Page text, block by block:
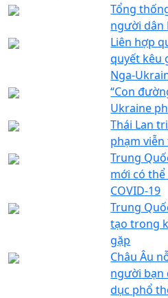
Tổng
người dân
Liên hợp
quyết kêu
Nga-
“Con
Ukraine
Thái Lan
phạm
Trung
mới có
COVID-19
Trung
tạo trong
gặp
Châu Âu
người bạn
dục phổ